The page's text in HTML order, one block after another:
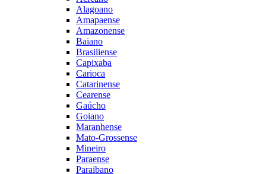
Alagoano
Amapaense
Amazonense
Baiano
Brasiliense
Capixaba
Carioca
Catarinense
Cearense
Gaúcho
Goiano
Maranhense
Mato-Grossense
Mineiro
Paraense
Paraibano